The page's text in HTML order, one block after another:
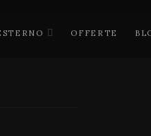
OFFERTE